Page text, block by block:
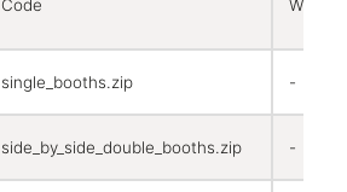
Code Width
single_booths.zip -
side_by_side_double_booths.zip -